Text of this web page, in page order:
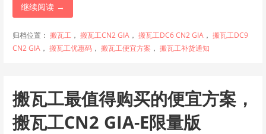
继续阅读 →
归档位置： 搬瓦工， 搬瓦工CN2 GIA， 搬瓦工DC6 CN2 GIA， 搬瓦工DC9
CN2 GIA， 搬瓦工优惠码， 搬瓦工便宜方案 ， 搬瓦工补货通知
搬瓦工最值得购买的便宜方案，
搬瓦工CN2 GIA-E限量版